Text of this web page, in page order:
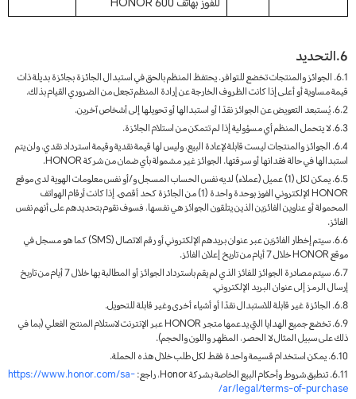
للفوز بهاتف HONOR 600
6.التحديد
6.1. الجوائز والمنتجات تخضع للتوافر. يحتفظ المنظم بالحق في استبدال الجائزة بجائزة بديلة ذات
قيمة مساوية أو أعلى إذا كانت الظروف الخارجة عن إرادة المنظم تجعل من الضروري القيام بذلك.
6.2. يُستبعد التعويض عن الجوائز نقدًا أو استبدالها أو تحويلها إلى أشخاص آخرين.
6.3. لا يتحمل المنظم أي مسؤولية إذا لم تتمكن من استلام الجائزة.
6.4. الجوائز والمنتجات ليست قابلة لإعادة البيع، وليس لها قيمة نقدية وقيمة استرداد نقدي، ولن يتم
استبدالها في حالة فقدانها أو سرقتها. الجوائز غير مشمولة بأي ضمان من شركة HONOR.
6.5. يمكن لكل (1) عميل (عملاء) لديه نفس الحساب المسجل و/أو نفس معلومات الهوية لدى موقع
HONOR الإلكتروني الفوز بوحدة واحدة (1) من الجائزة كحد أقصى. إذا كانت أرقام الهواتف
المحمولة أو عناوين الفائزين الذين يتلقون الجوائز هي نفسها، فسوف نقوم بتحديدهم على أنهم نفس
الفائز.
6.6. سيتم إخطار الفائزين عبر عنوان بريدهم الإلكتروني أو رقم الاتصال (SMS) كما هو مسجل في
موقع HONOR خلال 7 أيام من تاريخ إعلان الفائز.
6.7. سيتم مصادرة الجوائز للفائز الذي لم يقم باسترداد الجوائز أو المطالبة بها خلال 7 أيام من تاريخ
إرسال الرمز إلى عنوان البريد الإلكتروني.
6.8. الجائزة غير قابلة للاستبدال نقدًا أو أشياء أخرى وغير قابلة للتحويل.
6.9. تخضع جميع الهدايا التي يدعمها متجر HONOR عبر الإنترنت لاستلام المنتج الفعلي (بما في
ذلك على سبيل المثال لا الحصر، المظهر واللون والحجم).
6.10. يمكن استخدام قسيمة واحدة فقط لكل طلب خلال هذه الحملة.
6.11. تنطبق شروط وأحكام البيع الخاصة بشركة Honor، راجع:
https://www.honor.com/sa-
ar/legal/terms-of-purchase/